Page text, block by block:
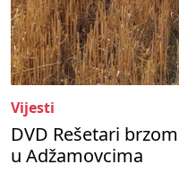
Vijesti
DVD Rešetari
u Adžamovcima